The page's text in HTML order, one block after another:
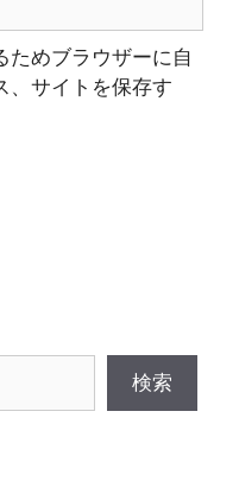
ためブラウザーに自
、サイトを保存す
検索